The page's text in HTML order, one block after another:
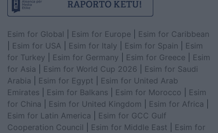
Esim for Global Esim for Europe
Esim for Caribbean
Esim for USA Esim for Italy Esim for Spain
Esim
for Turkey
Esim for Germany Esim for Greece
Esim
for Asia
Esim for World Cup 2026
Esim for Saudi
Arabia
Esim for Egypt
Esim for United Arab
Emirates
Esim for Balkans Esim for Morocco
Esim
for China
Esim for United Kingdom Esim for Africa
Esim for Latin America
Esim for GCC Gulf
Cooperation Council
Esim for Middle East
Esim for